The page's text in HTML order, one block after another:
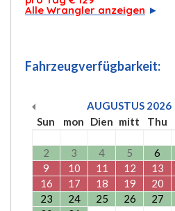
Alle Wrangler anzeigen ►
Fahrzeugverfügbarkeit:
AUGUSTUS 2026
Sun
mon Dien mitt Thu
2
3 4 5 6
9
10 11 12 13
16
17 18 19 20
23
24 25 26 27